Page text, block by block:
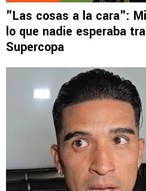
"Las cosas a la cara":
lo que nadie esperaba
Supercopa